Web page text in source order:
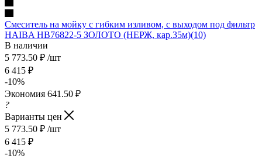
Смеситель на мойку с гибким изливом, с выходом под фильтр
HAIBA HB76822-5 ЗОЛОТО (НЕРЖ, кар.35м)(10)
В наличии
5 773.50 ₽ /шт
6 415 ₽
-10%
Экономия 641.50 ₽
?
Варианты цен
5 773.50 ₽ /шт
6 415 ₽
-10%